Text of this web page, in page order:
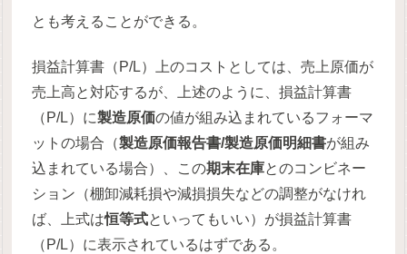
とも考えることができる。
損益計算書（P/L）上のコストとしては、売上原価が
売上高と対応するが、上述のように、損益計算書
（P/L）に製造原価の値が組み込まれているフォーマ
ットの場合（製造原価報告書/製造原価明細書が組み
込まれている場合）、この期末在庫とのコンビネー
ション（棚卸減耗損や減損損失などの調整がなけれ
ば、上式は恒等式といってもいい）が損益計算書
（P/L）に表示されているはずである。